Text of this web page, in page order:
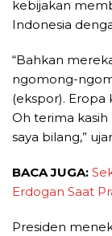
kebijakan
Indonesia
“Bahkan
ngomong-
(ekspor). Eropa
Oh terima kasih
saya bilang,”
BACA JUGA:
Erdogan Saat
Presiden